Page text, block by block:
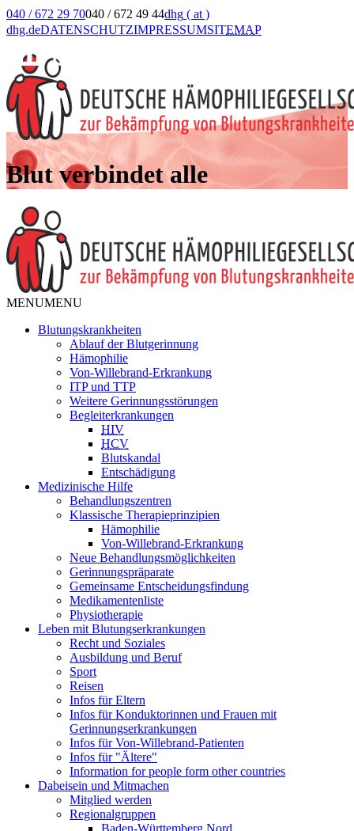
040 / 672 29 70040 / 672 49 44dhg ( at )
dhg.deDATENSCHUTZIMPRESSUMSITEMAP
Blut verbindet alle
MENUMENU
Blutungskrankheiten
Ablauf der Blutgerinnung
Hämophilie
Von-Willebrand-Erkrankung
ITP und TTP
Weitere Gerinnungsstörungen
Begleiterkrankungen
HIV
HCV
Blutskandal
Entschädigung
Medizinische Hilfe
Behandlungszentren
Klassische Therapieprinzipien
Hämophilie
Von-Willebrand-Erkrankung
Neue Behandlungsmöglichkeiten
Gerinnungspräparate
Gemeinsame Entscheidungsfindung
Medikamentenliste
Physiotherapie
Leben mit Blutungserkrankungen
Recht und Soziales
Ausbildung und Beruf
Sport
Reisen
Infos für Eltern
Infos für Konduktorinnen und Frauen mit
Gerinnungserkrankungen
Infos für Von-Willebrand-Patienten
Infos für "Ältere"
Information for people form other countries
Dabeisein und Mitmachen
Mitglied werden
Regionalgruppen
Baden-Württemberg Nord